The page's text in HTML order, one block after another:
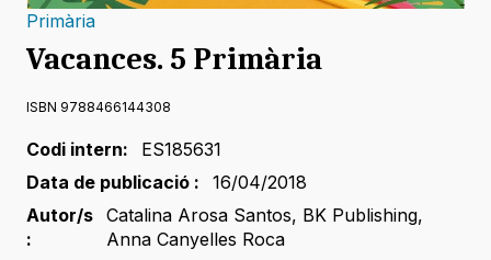
Primària
Vacances. 5 Primària
ISBN 9788466144308
Codi intern:
ES185631
Data de publicació :
16/04/2018
Autor/s
:
Catalina Arosa Santos, BK Publishing,
Anna Canyelles Roca